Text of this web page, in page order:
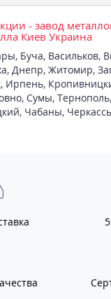
- завод
Киев Украина
, Буча, Васильков,
, Днепр, Житомир,
, Ирпень,
, Сумы, Тернополь,
, Чабаны,